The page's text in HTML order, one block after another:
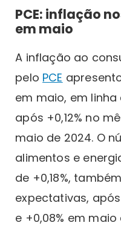
PCE: inflação
em maio
A inflação ao
pelo PCE
em maio, em
após +0,12% no
maio de 2024. O
alimentos e
de +0,18%,
expectativas,
e +0,08% em maio